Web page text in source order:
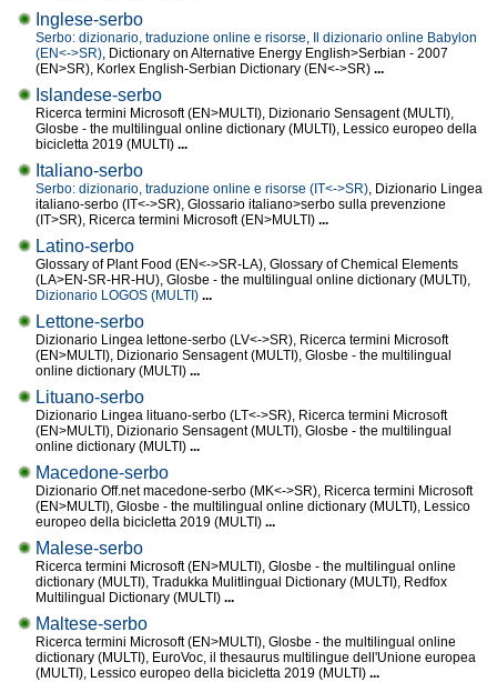
Inglese-serbo
Serbo: dizionario, traduzione online e risorse,
Il dizionario online Babylon
(EN<->SR), Dictionary on Alternative Energy English>Serbian - 2007
(EN>SR), Korlex English-Serbian Dictionary (EN<->SR) ...
Islandese-serbo
Ricerca termini Microsoft (EN>MULTI), Dizionario Sensagent (MULTI),
Glosbe - the multilingual online dictionary (MULTI), Lessico europeo della
bicicletta 2019 (MULTI) ...
Italiano-serbo
Serbo: dizionario, traduzione online e risorse (IT<->SR), Dizionario Lingea
italiano-serbo (IT<->SR), Glossario italiano>serbo sulla prevenzione
(IT>SR), Ricerca termini Microsoft (EN>MULTI) ...
Latino-serbo
Glossary of Plant Food (EN<->SR-LA), Glossary of Chemical Elements
(LA>EN-SR-HR-HU), Glosbe - the multilingual online dictionary (MULTI),
Dizionario LOGOS (MULTI) ...
Lettone-serbo
Dizionario Lingea lettone-serbo (LV<->SR), Ricerca termini Microsoft
(EN>MULTI), Dizionario Sensagent (MULTI), Glosbe - the multilingual
online dictionary (MULTI) ...
Lituano-serbo
Dizionario Lingea lituano-serbo (LT<->SR), Ricerca termini Microsoft
(EN>MULTI), Dizionario Sensagent (MULTI), Glosbe - the multilingual
online dictionary (MULTI) ...
Macedone-serbo
Dizionario Off.net macedone-serbo (MK<->SR), Ricerca termini Microsoft
(EN>MULTI), Glosbe - the multilingual online dictionary (MULTI), Lessico
europeo della bicicletta 2019 (MULTI) ...
Malese-serbo
Ricerca termini Microsoft (EN>MULTI), Glosbe - the multilingual online
dictionary (MULTI), Tradukka Mulitlingual Dictionary (MULTI), Redfox
Multilingual Dictionary (MULTI) ...
Maltese-serbo
Ricerca termini Microsoft (EN>MULTI), Glosbe - the multilingual online
dictionary (MULTI), EuroVoc, il thesaurus multilingue dell'Unione europea
(MULTI), Lessico europeo della bicicletta 2019 (MULTI) ...